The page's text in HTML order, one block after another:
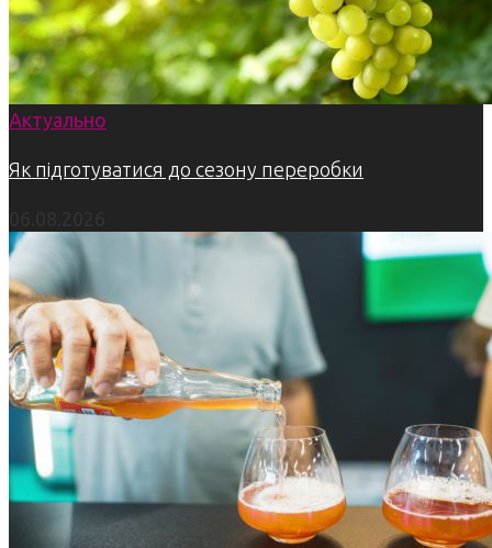
Актуально
Як підготуватися до сезону переробки